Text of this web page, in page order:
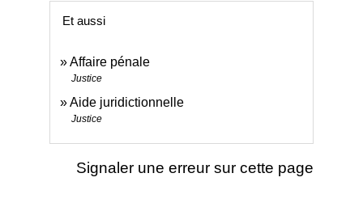
Et aussi
Affaire pénale
Justice
Aide juridictionnelle
Justice
Signaler une erreur sur cette page